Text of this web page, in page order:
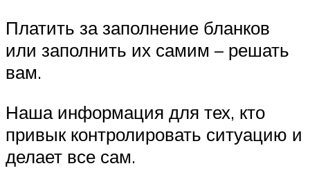
Платить за заполнение бланков
или заполнить их самим – решать
вам.
Наша информация для тех, кто
привык контролировать ситуацию и
делает все сам.